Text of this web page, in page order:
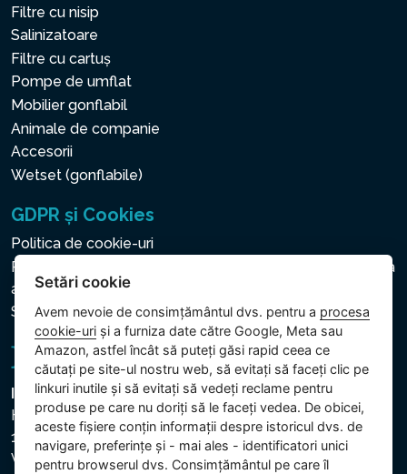
Filtre cu nisip
Salinizatoare
Filtre cu cartuș
Pompe de umflat
Mobilier gonflabil
Animale de companie
Accesorii
Wetset (gonflabile)
GDPR și Cookies
Politica de cookie-uri
Politica privind protecția datelor cu caracter personal și a
altor date prelucrate
Setări cookie
Intex Trading, s.r.o.
Hradecká 2526/3
130 00 Praha 3
Vinohrady - Česká republika
Setări cookie
Avem nevoie de consimțământul dvs. pentru a procesa
cookie-uri și a furniza date către Google, Meta sau
Amazon, astfel încât să puteți găsi rapid ceea ce
căutați pe site-ul nostru web, să evitați să faceți clic pe
linkuri inutile și să evitați să vedeți reclame pentru
produse pe care nu doriți să le faceți vedea. De obicei,
aceste fișiere conțin informații despre istoricul dvs. de
navigare, preferințe și - mai ales - identificatori unici
pentru browserul dvs. Consimțământul pe care îl